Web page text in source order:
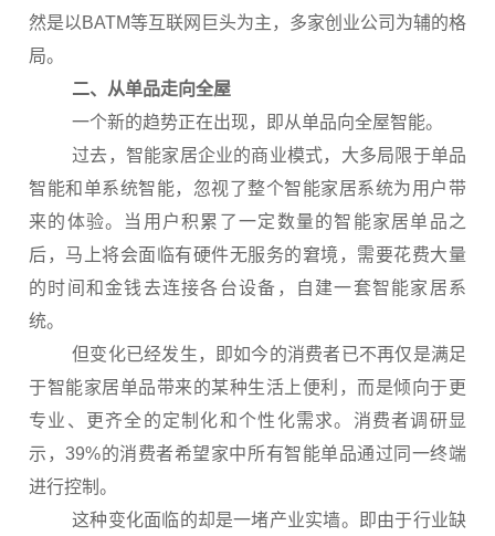
然是以BATM等互联网巨头为主，多家创业公司为辅的格
局。
二、从单品走向全屋
一个新的趋势正在出现，即从单品向全屋智能。
过去，智能家居企业的商业模式，大多局限于单品
智能和单系统智能，忽视了整个智能家居系统为用户带
来的体验。当用户积累了一定数量的智能家居单品之
后，马上将会面临有硬件无服务的窘境，需要花费大量
的时间和金钱去连接各台设备，自建一套智能家居系
统。
但变化已经发生，即如今的消费者已不再仅是满足
于智能家居单品带来的某种生活上便利，而是倾向于更
专业、更齐全的定制化和个性化需求。消费者调研显
示，39%的消费者希望家中所有智能单品通过同一终端
进行控制。
这种变化面临的却是一堵产业实墙。即由于行业缺